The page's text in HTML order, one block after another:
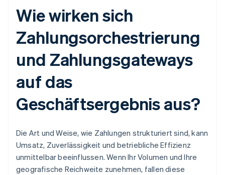
Wie wirken sich
Zahlungsorchestrierung
und Zahlungsgateways
auf das
Geschäftsergebnis aus?
Die Art und Weise, wie Zahlungen strukturiert sind, kann
Umsatz, Zuverlässigkeit und betriebliche Effizienz
unmittelbar beeinflussen. Wenn Ihr Volumen und Ihre
geografische Reichweite zunehmen, fallen diese